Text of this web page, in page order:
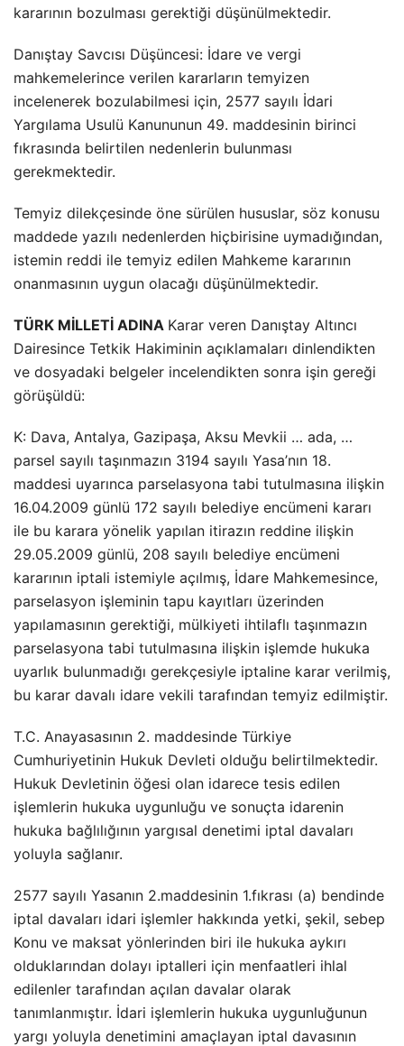
kararının bozulması gerektiği düşünülmektedir.
Danıştay Savcısı Düşüncesi: İdare ve vergi
mahkemelerince verilen kararların temyizen
incelenerek bozulabilmesi için, 2577 sayılı İdari
Yargılama Usulü Kanununun 49. maddesinin birinci
fıkrasında belirtilen nedenlerin bulunması
gerekmektedir.
Temyiz dilekçesinde öne sürülen hususlar, söz konusu
maddede yazılı nedenlerden hiçbirisine uymadığından,
istemin reddi ile temyiz edilen Mahkeme kararının
onanmasının uygun olacağı düşünülmektedir.
TÜRK MİLLETİ ADINA Karar veren Danıştay Altıncı
Dairesince Tetkik Hakiminin açıklamaları dinlendikten
ve dosyadaki belgeler incelendikten sonra işin gereği
görüşüldü:
K: Dava, Antalya, Gazipaşa, Aksu Mevkii … ada, …
parsel sayılı taşınmazın 3194 sayılı Yasa’nın 18.
maddesi uyarınca parselasyona tabi tutulmasına ilişkin
16.04.2009 günlü 172 sayılı belediye encümeni kararı
ile bu karara yönelik yapılan itirazın reddine ilişkin
29.05.2009 günlü, 208 sayılı belediye encümeni
kararının iptali istemiyle açılmış, İdare Mahkemesince,
parselasyon işleminin tapu kayıtları üzerinden
yapılamasının gerektiği, mülkiyeti ihtilaflı taşınmazın
parselasyona tabi tutulmasına ilişkin işlemde hukuka
uyarlık bulunmadığı gerekçesiyle iptaline karar verilmiş,
bu karar davalı idare vekili tarafından temyiz edilmiştir.
T.C. Anayasasının 2. maddesinde Türkiye
Cumhuriyetinin Hukuk Devleti olduğu belirtilmektedir.
Hukuk Devletinin öğesi olan idarece tesis edilen
işlemlerin hukuka uygunluğu ve sonuçta idarenin
hukuka bağlılığının yargısal denetimi iptal davaları
yoluyla sağlanır.
2577 sayılı Yasanın 2.maddesinin 1.fıkrası (a) bendinde
iptal davaları idari işlemler hakkında yetki, şekil, sebep
Konu ve maksat yönlerinden biri ile hukuka aykırı
olduklarından dolayı iptalleri için menfaatleri ihlal
edilenler tarafından açılan davalar olarak
tanımlanmıştır. İdari işlemlerin hukuka uygunluğunun
yargı yoluyla denetimini amaçlayan iptal davasının